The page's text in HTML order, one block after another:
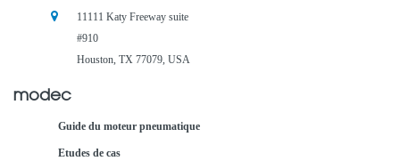
11111 Katy Freeway suite
#910
Houston, TX 77079, USA
modec
Guide du moteur pneumatique
Etudes de cas